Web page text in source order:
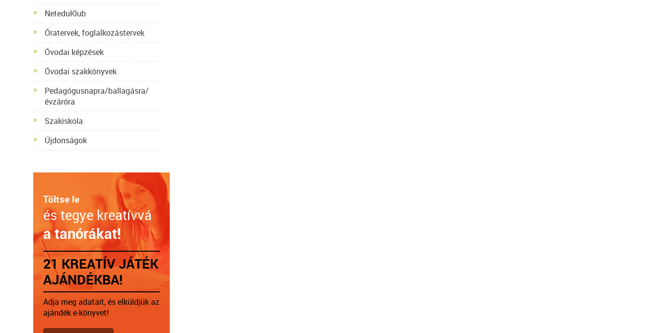
NeteduKlub
Óratervek, foglalkozástervek
Óvodai képzések
Óvodai szakkönyvek
Pedagógusnapra/ballagásra/
évzáróra
Szakiskola
Újdonságok
Töltse le
és tegye kreatívvá
a tanórákat!
21 KREATÍV JÁTÉK
AJÁNDÉKBA!
Adja meg adatait, és elküldjük az
ajándék e-könyvet!